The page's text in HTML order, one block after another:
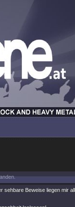
sehbare Beweise liegen mir